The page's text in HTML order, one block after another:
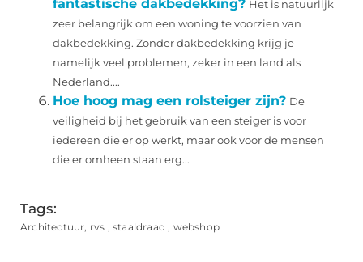
fantastische dakbedekking? Het is natuurlijk
zeer belangrijk om een woning te voorzien van
dakbedekking. Zonder dakbedekking krijg je
namelijk veel problemen, zeker in een land als
Nederland....
Hoe hoog mag een rolsteiger zijn? De
veiligheid bij het gebruik van een steiger is voor
iedereen die er op werkt, maar ook voor de mensen
die er omheen staan erg...
Tags:
Architectuur, rvs ,staaldraad , webshop